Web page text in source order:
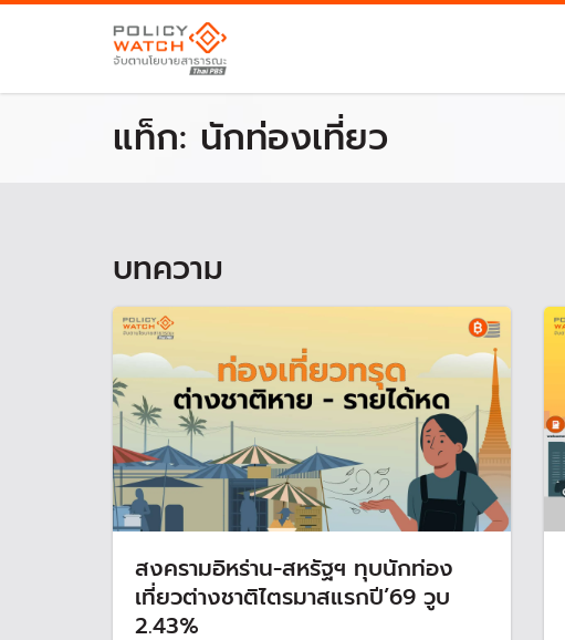
แท็ก: นักท่องเที่ยว
บทความ
สงครามอิหร่าน-สหรัฐฯ ทุบนักท่อง
เที่ยวต่างชาติไตรมาสแรกปี’69 วูบ
2.43%